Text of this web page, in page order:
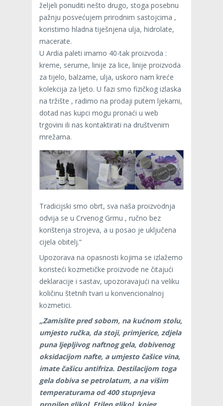
željeli ponuditi nešto drugo, stoga posebnu
pažnju posvećujem prirodnim sastojcima ,
koristimo hladna tiješnjena ulja, hidrolate,
macerate.
U Ardia paleti imamo 40-tak proizvoda :
kreme, serume, linije za lice, linije proizvoda
za tijelo, balzame, ulja, uskoro nam kreće
kolekcija za ljeto. U fazi smo fizičkog izlaska
na tržište , radimo na prodaji putem ljekarni,
dotad nas kupci mogu pronaći u web
trgovini ili nas kontaktirati na društvenim
mrežama.
Tradicijski smo obrt, sva naša proizvodnja
odvija se u Crvenog Grmu , ručno bez
korištenja strojeva, a u posao je uključena
cijela obitelj.“
Upozorava na opasnosti kojima se izlažemo
koristeći kozmetičke proizvode ne čitajući
deklaracije i sastav, upozoravajući na veliku
količinu štetnih tvari u konvencionalnoj
kozmetici.
„Zamislite pred sobom, na kućnom stolu,
umjesto ručka, da stoji, primjerice, zdjela
puna ljepljivog naftnog gela, dobivenog
oksidacijom nafte, a umjesto čašice vina,
imate čašicu antifriza. Destilacijom toga
gela dobiva se petrolatum, a na višim
temperaturama od 400 stupnjeva